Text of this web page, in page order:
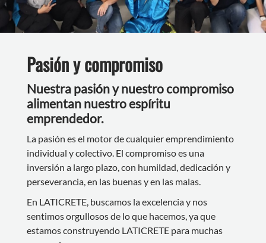
Pasión y compromiso
Nuestra pasión y nuestro compromiso
alimentan nuestro espíritu
emprendedor.
La pasión es el motor de cualquier emprendimiento
individual y colectivo. El compromiso es una
inversión a largo plazo, con humildad, dedicación y
perseverancia, en las buenas y en las malas.
En LATICRETE, buscamos la excelencia y nos
sentimos orgullosos de lo que hacemos, ya que
estamos construyendo LATICRETE para muchas